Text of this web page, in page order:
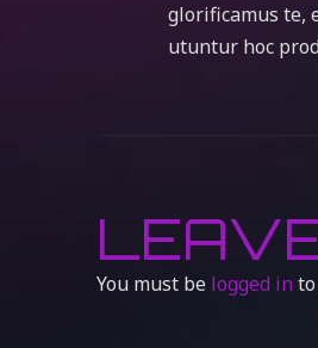
glorificamus te,
utuntur hoc
You must be logged in